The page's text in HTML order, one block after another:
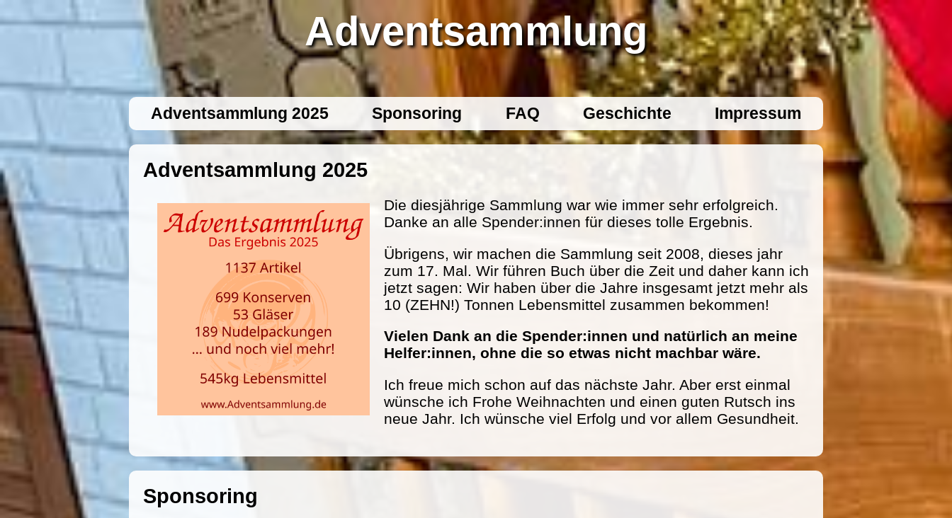
Adventsammlung
Adventsammlung 2025 Sponsoring FAQ Geschichte Impressum
Adventsammlung 2025
Die diesjährige Sammlung war wie immer sehr erfolgreich.
Danke an alle Spender:innen für dieses tolle Ergebnis.
Übrigens, wir machen die Sammlung seit 2008, dieses jahr
zum 17. Mal. Wir führen Buch über die Zeit und daher kann ich
jetzt sagen: Wir haben über die Jahre insgesamt jetzt mehr als
10 (ZEHN!) Tonnen Lebensmittel zusammen bekommen!
Vielen Dank an die Spender:innen und natürlich an meine
Helfer:innen, ohne die so etwas nicht machbar wäre.
Ich freue mich schon auf das nächste Jahr. Aber erst einmal
wünsche ich Frohe Weihnachten und einen guten Rutsch ins
neue Jahr. Ich wünsche viel Erfolg und vor allem Gesundheit.
Sponsoring